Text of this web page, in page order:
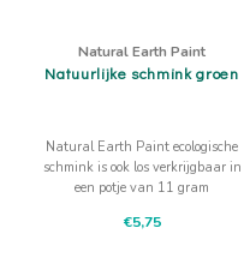
Natural Earth Paint
Natuurlijke schmink groen
Natural Earth Paint ecologische
schmink is ook los verkrijgbaar in
een potje van 11 gram
€5,75